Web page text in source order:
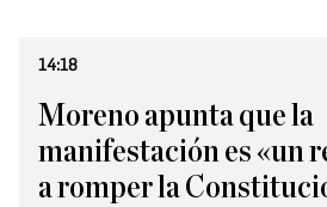
14:18
Moreno apunta que la
manifestación es «un
a romper la